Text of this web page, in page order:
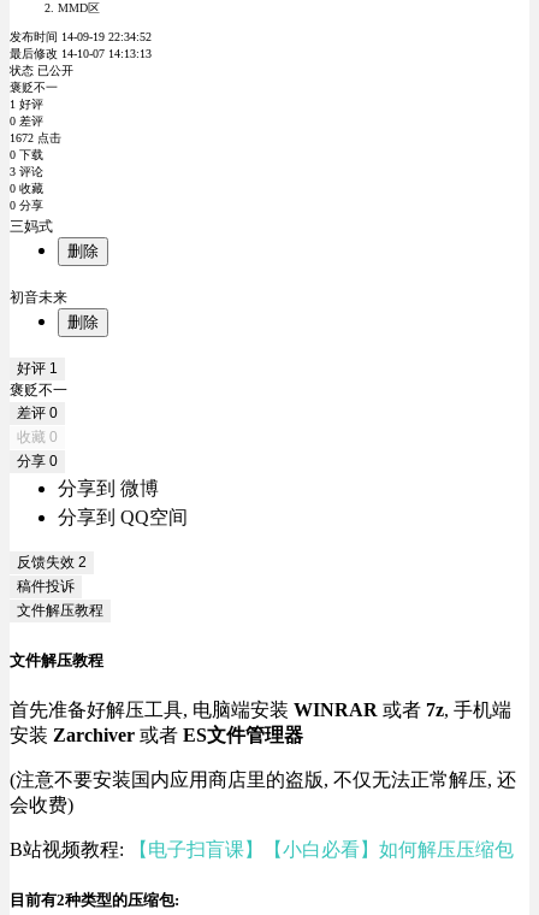
MMD区
发布时间 14-09-19 22:34:52
最后修改 14-10-07 14:13:13
状态 已公开
褒贬不一
1 好评
0 差评
1672 点击
0 下载
3 评论
0 收藏
0 分享
三妈式
删除
初音未来
删除
好评 1
褒贬不一
差评 0
收藏 0
分享 0
分享到 微博
分享到 QQ空间
反馈失效 2
稿件投诉
文件解压教程
文件解压教程
首先准备好解压工具, 电脑端安装 WINRAR 或者 7z, 手机端
安装 Zarchiver 或者 ES文件管理器
(注意不要安装国内应用商店里的盗版, 不仅无法正常解压, 还
会收费)
B站视频教程: 【电子扫盲课】【小白必看】如何解压压缩包
目前有2种类型的压缩包: